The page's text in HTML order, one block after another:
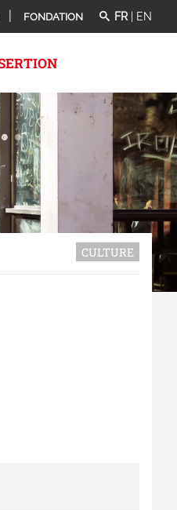
FONDATION FR EN
CULTURE